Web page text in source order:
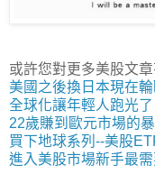
或許您對更多美股文
美國之後換日本現在
全球化讓年輕人跑光
22歲賺到歐元市場的
買下地球系列--美股
進入美股市場新手最